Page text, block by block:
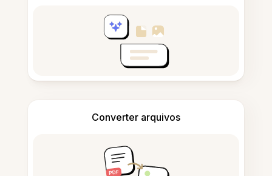
Converter arquivos